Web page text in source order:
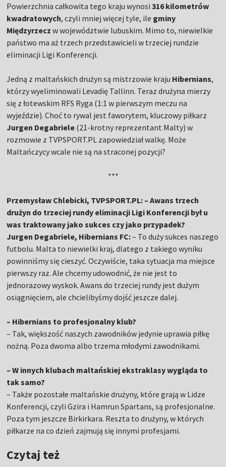
Powierzchnia całkowita tego kraju wynosi316 kilometrów
kwadratowych, czyli mniej więcej tyle, ile gminy
Międzyrzecz w województwie lubuskim. Mimo to, niewielkie
państwo ma aż trzech przedstawicieli w trzeciej rundzie
eliminacji Ligi Konferencji.
Jedną z maltańskich drużyn są mistrzowie kraju Hibernians,
którzy wyeliminowali Levadię Tallinn. Teraz drużyna mierzy
się z łotewskim RFS Ryga (1:1 w pierwszym meczu na
wyjeździe). Choć to rywal jest faworytem, kluczowy piłkarz
Jurgen Degabriele (21-krotny reprezentant Malty) w
rozmowie z TVPSPORT.PL zapowiedział walkę. Może
Maltańczycy wcale nie są na straconej pozycji?
***
Przemysław Chlebicki, TVPSPORT.PL: – Awans trzech
drużyn do trzeciej rundy eliminacji Ligi Konferencji był u
was traktowany jako sukces czy jako przypadek?
Jurgen Degabriele, Hibernians FC:– To duży sukces naszego
futbolu. Malta to niewielki kraj, dlatego z takiego wyniku
powinniśmy się cieszyć. Oczywiście, taka sytuacja ma miejsce
pierwszy raz. Ale chcemy udowodnić, że nie jest to
jednorazowy wyskok. Awans do trzeciej rundy jest dużym
osiągnięciem, ale chcielibyśmy dojść jeszcze dalej.
– Hibernians to profesjonalny klub?
– Tak, większość naszych zawodników jedynie uprawia piłkę
nożną. Poza dwoma albo trzema młodymi zawodnikami.
– W innych klubach maltańskiej ekstraklasy wygląda to
tak samo?
– Także pozostałe maltańskie drużyny, które grają w Lidze
Konferencji, czyli Gzira i Hamrun Spartans, są profesjonalne.
Poza tym jeszcze Birkirkara. Reszta to drużyny, w których
piłkarze na co dzień zajmują się innymi profesjami.
Czytaj też